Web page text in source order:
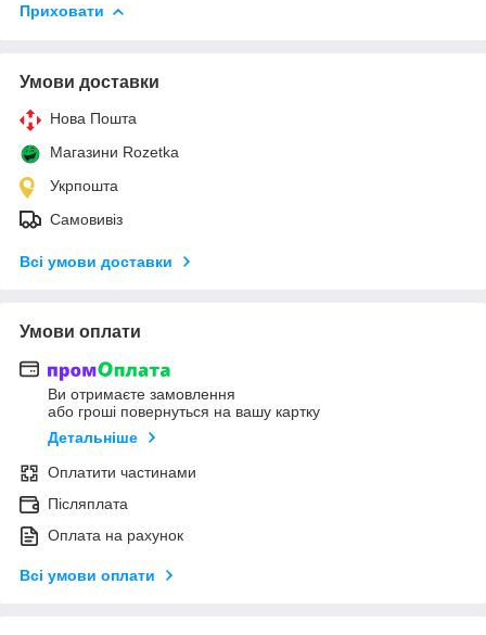
Приховати
Умови доставки
Нова Пошта
Магазини Rozetka
Укрпошта
Самовивіз
Всі умови доставки
Умови оплати
Ви отримаєте замовлення
або гроші повернуться на вашу картку
Детальніше
Оплатити частинами
Післяплата
Оплата на рахунок
Всі умови оплати